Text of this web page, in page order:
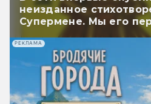
неизданное
Супермене. Мы его
РЕКЛАМА